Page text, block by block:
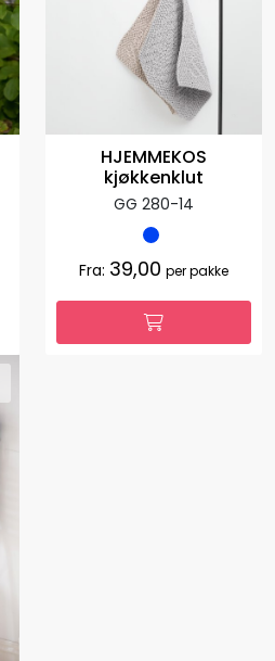
HJEMMEKOS
kjøkkenklut
GG 280-14
Fra: 39,00 per pakke